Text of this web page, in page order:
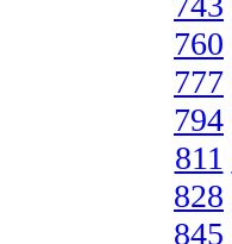
760
777
794
811
828
845